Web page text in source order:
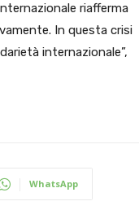
riafferma
In questa crisi
internazionale”,
WhatsApp